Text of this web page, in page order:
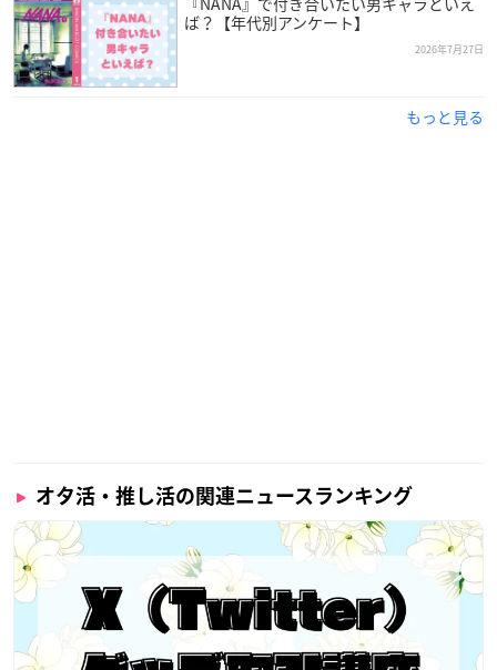
ば？【年代別アンケート】
2026年7月27日
もっと見る
オタ活・推し活の関連ニュースランキング